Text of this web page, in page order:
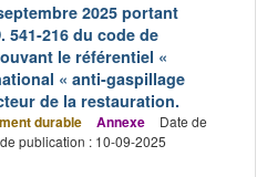
2025 portant
541-216 du code de
le référentiel «
« anti-gaspillage
de la restauration.
durable Annexe
Date de
publication : 10-09-2025